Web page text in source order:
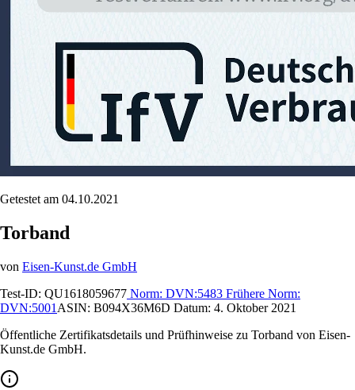
Getestet am 04.10.2021
Torband
von Eisen-Kunst.de GmbH
Test-ID: QU1618059677 Norm: DVN:5483 Frühere Norm:
DVN:5001 ASIN: B094X36M6D Datum: 4. Oktober 2021
Öffentliche Zertifikatsdetails und Prüfhinweise zu Torband von Eisen-
Kunst.de GmbH.